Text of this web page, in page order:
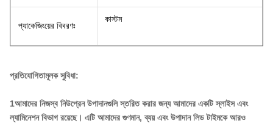
প্যাকেজিংয়ের বিবরণঃ
কাস্টম
প্রতিযোগিতামূলক সুবিধা:
1আমাদের নিজস্ব নিউপ্রেন উপাদানগুলি স্তরিত করার জন্য আমাদের একটি স্লাইস এবং
ল্যামিনেশন বিভাগ রয়েছে। এটি আমাদের গুণমান, ব্যয় এবং উপাদান লিড টাইমকে আরও